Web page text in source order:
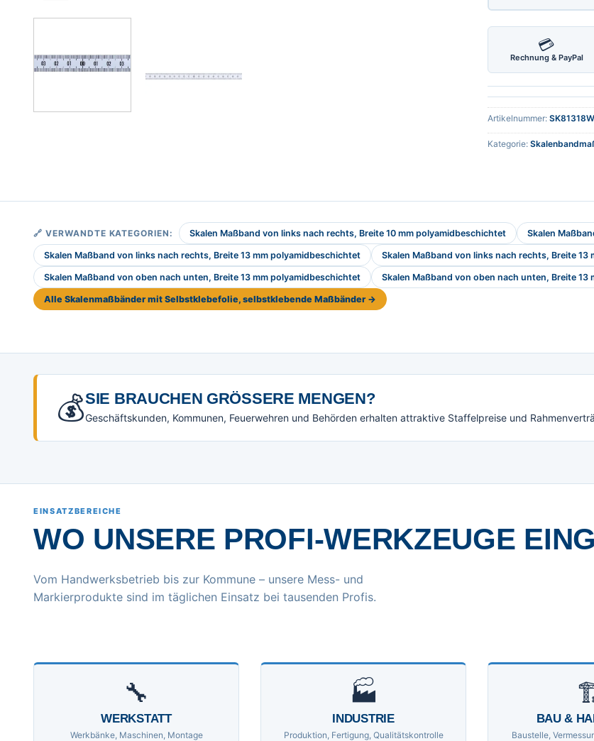
💳
Rechnung & PayPal
Artikelnummer:
Kategorie:
🔗 VERWANDTE KATEGORIEN: Skalen Maßband von links nach rechts, Breite 10 mm polyamidbeschichtet Skalen
Skalen Maßband von links nach rechts, Breite 13 mm polyamidbeschichtet Skalen Maßband von links nach rechts, Breite 13
Skalen Maßband von oben nach unten, Breite 13 mm polyamidbeschichtet Skalen Maßband von oben nach unten, Breite 13
Alle Skalenmaßbänder mit Selbstklebefolie, selbstklebende Maßbänder →
💰SIE BRAUCHEN GRÖSSERE MENGEN?
Geschäftskunden, Kommunen, Feuerwehren und Behörden erhalten attraktive Staffelpreise und
EINSATZBEREICHE
WO UNSERE PROFI-WERKZEUGE
Vom Handwerksbetrieb bis zur Kommune – unsere Mess- und
Markierprodukte sind im täglichen Einsatz bei tausenden Profis.
🔧
WERKSTATT
Werkbänke, Maschinen, Montage
🏭
INDUSTRIE
Produktion, Fertigung, Qualitätskontrolle
BAU &
Baustelle,